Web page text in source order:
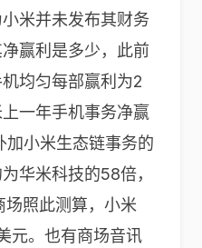
米并未发布其财务
赢利是多少，此前
均匀每部赢利为2
一年手机事务净赢
加小米生态链事务的
华米科技的58倍，
照此测算，小米
元。也有商场音讯